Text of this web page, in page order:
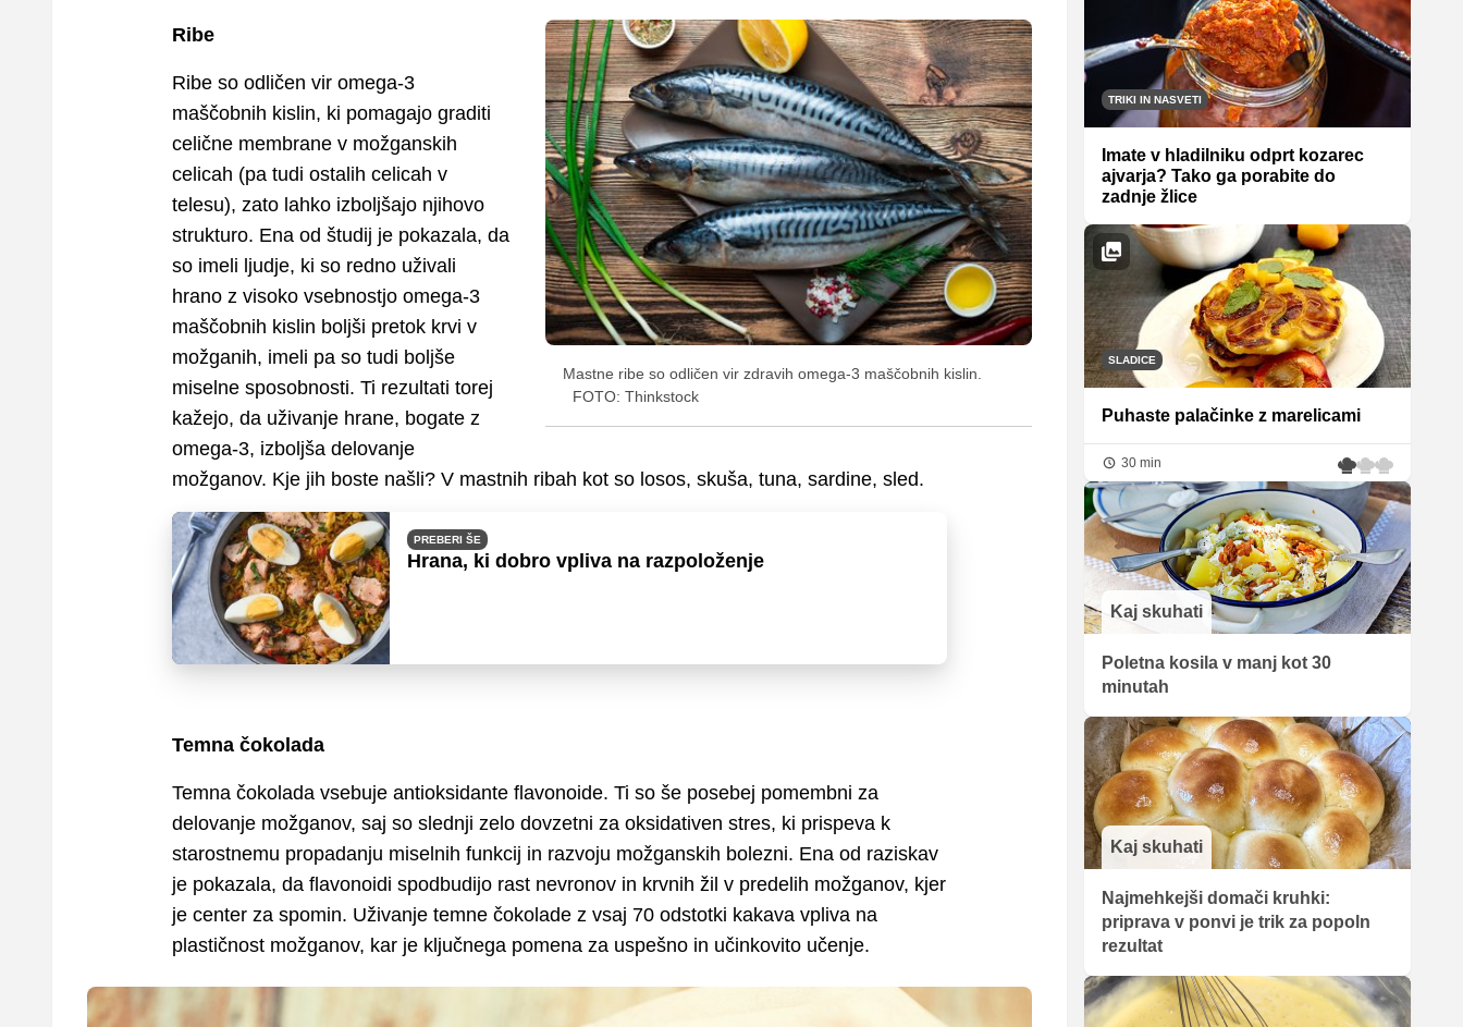
Mastne ribe so odličen vir zdravih omega-3 maščobnih kislin.
FOTO: Thinkstock
Ribe
Ribe so odličen vir omega-3
maščobnih kislin, ki pomagajo graditi
celične membrane v možganskih
celicah (pa tudi ostalih celicah v
telesu), zato lahko izboljšajo njihovo
strukturo. Ena od študij je pokazala, da
so imeli ljudje, ki so redno uživali
hrano z visoko vsebnostjo omega-3
maščobnih kislin boljši pretok krvi v
možganih, imeli pa so tudi boljše
miselne sposobnosti. Ti rezultati torej
kažejo, da uživanje hrane, bogate z
omega-3, izboljša delovanje
možganov. Kje jih boste našli? V mastnih ribah kot so losos, skuša, tuna, sardine, sled.
PREBERI ŠE
Hrana, ki dobro vpliva na razpoloženje
Temna čokolada
Temna čokolada vsebuje antioksidante flavonoide. Ti so še posebej pomembni za
delovanje možganov, saj so slednji zelo dovzetni za oksidativen stres, ki prispeva k
starostnemu propadanju miselnih funkcij in razvoju možganskih bolezni. Ena od raziskav
je pokazala, da flavonoidi spodbudijo rast nevronov in krvnih žil v predelih možganov, kjer
je center za spomin. Uživanje temne čokolade z vsaj 70 odstotki kakava vpliva na
plastičnost možganov, kar je ključnega pomena za uspešno in učinkovito učenje.
TRIKI IN NASVETI
Imate v hladilniku odprt kozarec
ajvarja? Tako ga porabite do
zadnje žlice
SLADICE
Puhaste palačinke z marelicami
30 min
Kaj skuhati
Poletna kosila v manj kot 30
minutah
Kaj skuhati
Najmehkejši domači kruhki:
priprava v ponvi je trik za popoln
rezultat